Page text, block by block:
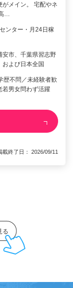
メイン。 宅配やネ
…
ンター・月24日稼
安市、千葉県習志野
よび日本全国
歴不問／未経験者歓
男女問わず活躍
終了日： 2026/09/11